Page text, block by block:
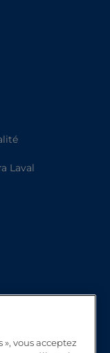
Laval
vous acceptez